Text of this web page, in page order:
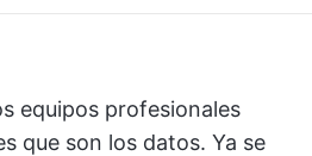
equipos profesionales
que son los datos. Ya se